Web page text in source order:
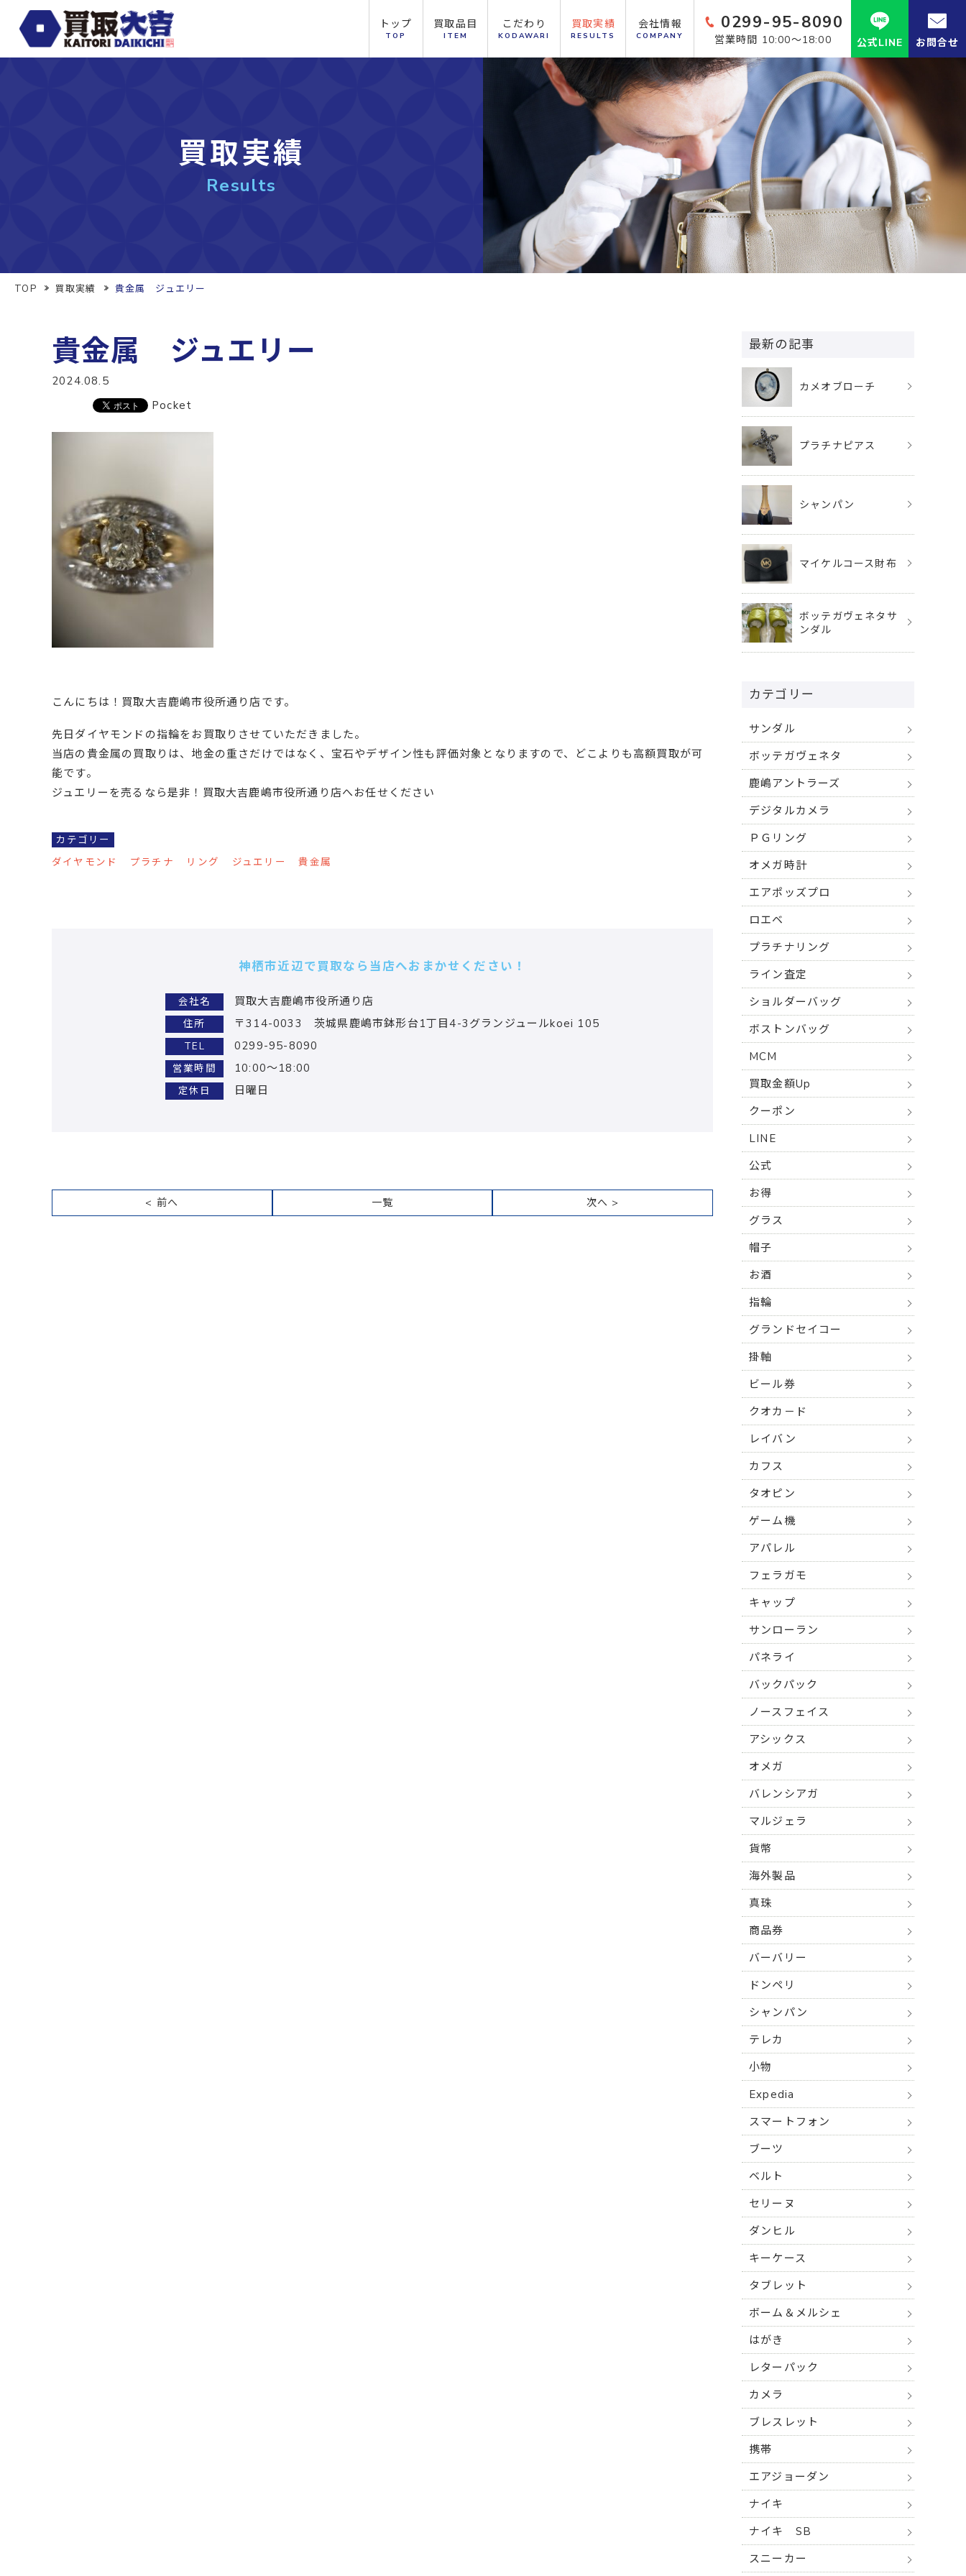
トップ
TOP
買取品目
ITEM
こだわり
KODAWARI
買取実績
RESULTS
会社情報
COMPANY
0299-95-8090
営業時間 10:00～18:00 公式LINE お問合せ
買取実績
Results
TOP 買取実績 貴金属 ジュエリー
貴金属 ジュエリー
2024.08.5
Pocket
こんにちは！買取大吉鹿嶋市役所通り店です。
先日ダイヤモンドの指輪をお買取りさせていただきました。
当店の貴金属の買取りは、地金の重さだけではなく、宝石やデザイン性も評価対象となりますので、どこよりも高額買取が可
能です。
ジュエリーを売るなら是非！買取大吉鹿嶋市役所通り店へお任せください
カテゴリー
ダイヤモンド
プラチナ リング ジュエリー 貴金属
神栖市近辺で買取なら当店へおまかせください！
会社名 買取大吉鹿嶋市役所通り店
住所 〒314-0033 茨城県鹿嶋市鉢形台1丁目4-3グランジュールkoei 105
TEL 0299-95-8090
営業時間 10:00～18:00
定休日 日曜日
< 前へ 一覧 次へ >
最新の記事
カメオブローチ
プラチナピアス
シャンパン
マイケルコース財布
ボッテガヴェネタサ
ンダル
カテゴリー
サンダル
ボッテガヴェネタ
鹿嶋アントラーズ
デジタルカメラ
ＰＧリング
オメガ時計
エアポッズプロ
ロエベ
プラチナリング
ライン査定
ショルダーバッグ
ボストンバッグ
MCM
買取金額Up
クーポン
LINE
公式
お得
グラス
帽子
お酒
指輪
グランドセイコー
掛軸
ビール券
クオカ－ド
レイバン
カフス
タオピン
ゲーム機
アパレル
フェラガモ
キャップ
サンローラン
パネライ
バックパック
ノースフェイス
アシックス
オメガ
バレンシアガ
マルジェラ
貨幣
海外製品
真珠
商品券
バーバリー
ドンペリ
シャンパン
テレカ
小物
Expedia
スマートフォン
ブーツ
ベルト
セリーヌ
ダンヒル
キーケース
タブレット
ボーム＆メルシェ
はがき
レターパック
カメラ
ブレスレット
携帯
エアジョーダン
ナイキ
ナイキ SB
スニーカー